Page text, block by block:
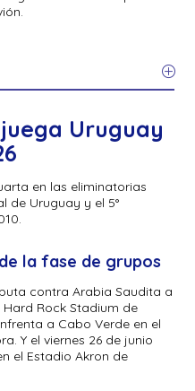
Uruguay
en las eliminatorias
de Uruguay y el 5°
la fase de grupos
contra Arabia Saudita a
Rock Stadium de
a Cabo Verde en el
Y el viernes 26 de junio
el Estadio Akron de